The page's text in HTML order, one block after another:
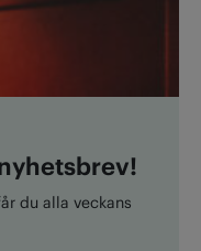
du alla veckans